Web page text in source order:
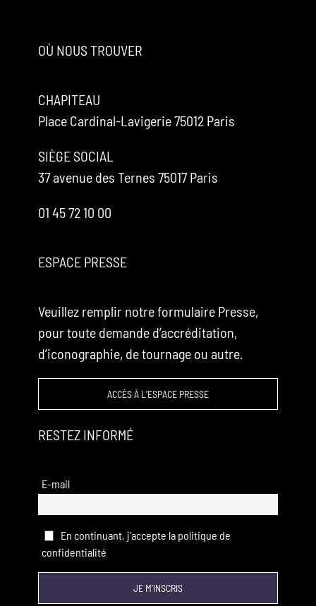
OÙ NOUS TROUVER
CHAPITEAU
Place Cardinal-Lavigerie 75012 Paris
SIÈGE SOCIAL
37 avenue des Ternes 75017 Paris
01 45 72 10 00
ESPACE PRESSE
Veuillez remplir notre formulaire Presse,
pour toute demande d’accréditation,
d’iconographie, de tournage ou autre.
ACCÈS À L’ESPACE PRESSE
RESTEZ INFORMÉ
E-mail
En continuant, j'accepte la politique de
confidentialité